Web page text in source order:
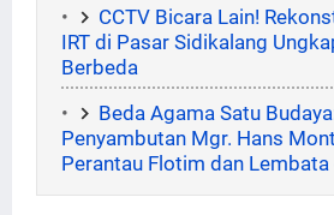
CCTV Bicara Lain!
IRT di Pasar Sidikalang
Berbeda
Beda Agama Satu
Penyambutan Mgr. Hans
Perantau Flotim dan